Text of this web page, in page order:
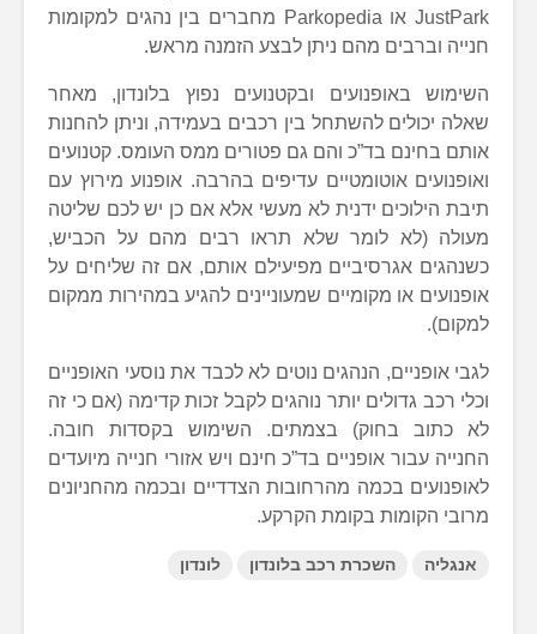
JustPark או Parkopedia מחברים בין נהגים למקומות
חנייה וברבים מהם ניתן לבצע הזמנה מראש.
השימוש באופנועים ובקטנועים נפוץ בלונדון, מאחר
שאלה יכולים להשתחל בין רכבים בעמידה, וניתן להחנות
אותם בחינם בד”כ והם גם פטורים ממס העומס. קטנועים
ואופנועים אוטומטיים עדיפים בהרבה. אופנוע מירוץ עם
תיבת הילוכים ידנית לא מעשי אלא אם כן יש לכם שליטה
מעולה (לא לומר שלא תראו רבים מהם על הכביש,
כשנהגים אגרסיביים מפיעילם אותם, אם זה שליחים על
אופנועים או מקומיים שמעוניינים להגיע במהירות ממקום
למקום).
לגבי אופניים, הנהגים נוטים לא לכבד את נוסעי האופניים
וכלי רכב גדולים יותר נוהגים לקבל זכות קדימה (אם כי זה
לא כתוב בחוק) בצמתים. השימוש בקסדות חובה.
החנייה עבור אופניים בד”כ חינם ויש אזורי חנייה מיועדים
לאופנועים בכמה מהרחובות הצדדיים ובכמה מהחניונים
מרובי הקומות בקומת הקרקע.
אנגליה השכרת רכב בלונדון לונדון